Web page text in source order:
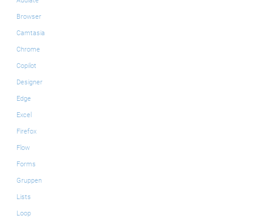
Browser
Camtasia
Chrome
Copilot
Designer
Edge
Excel
Firefox
Flow
Forms
Gruppen
Lists
Loop